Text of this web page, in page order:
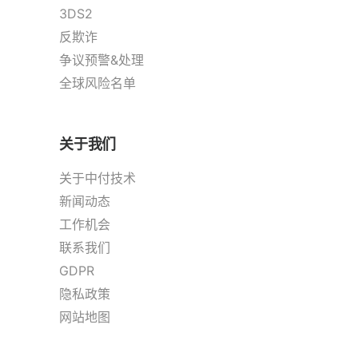
3DS2
反欺诈
争议预警&处理
全球风险名单
关于我们
关于中付技术
新闻动态
工作机会
联系我们
GDPR
隐私政策
网站地图